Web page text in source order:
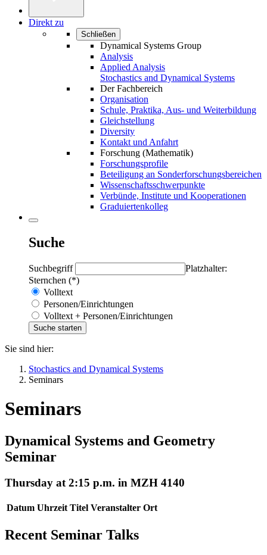
Direkt zu
Schließen
Dynamical Systems Group
Analysis
Applied Analysis
Stochastics and Dynamical Systems
Der Fachbereich
Organisation
Schule, Praktika, Aus- und Weiterbildung
Gleichstellung
Diversity
Kontakt und Anfahrt
Forschung (Mathematik)
Forschungsprofile
Beteiligung an Sonderforschungsbereichen
Wissenschaftsschwerpunkte
Verbünde, Institute und Kooperationen
Graduiertenkolleg
Suche
Suchbegriff
Platzhalter:
Sternchen (*)
Volltext
Personen/Einrichtungen
Volltext + Personen/Einrichtungen
Sie sind hier:
Stochastics and Dynamical Systems
Seminars
Seminars
Dynamical Systems and Geometry
Seminar
Thursday at 2:15 p.m. in MZH 4140
Datum Uhrzeit Titel Veranstalter Ort
Recent Seminar Talks